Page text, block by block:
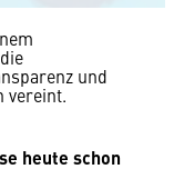
und
vereint.
heute schon